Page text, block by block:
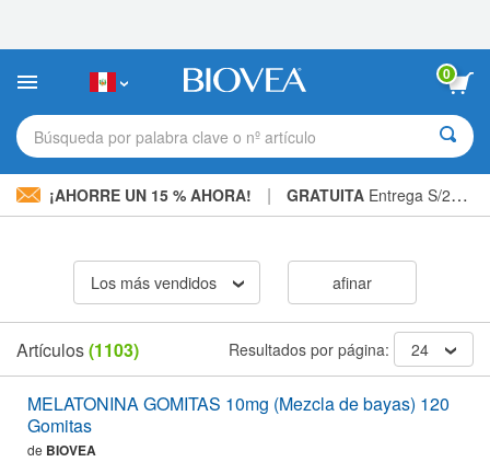
sitio
incluye
sistema
de
0
Búsqueda por palabra clave o nº artículo
¡AHORRE UN 15 % AHORA! | GRATUITA Entrega S/234.00 »
Los más vendidos afinar
Artículos(1103) Resultados por página: 24
MELATONINA GOMITAS 10mg (Mezcla de bayas) 120
Gomitas
de BIOVEA